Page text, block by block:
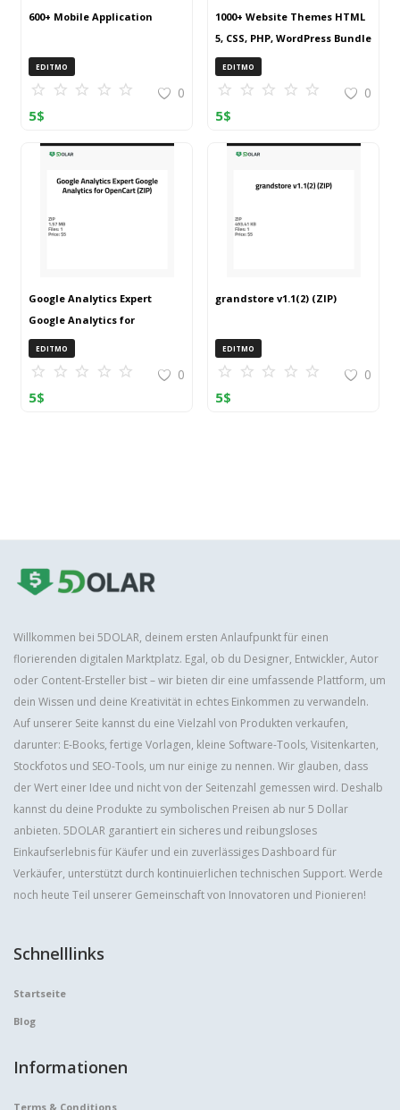
600+ Mobile Application
EDITMO
0
5$
1000+ Website Themes HTML
5, CSS, PHP, WordPress Bundle
20240917T145511Z 001 (ZIP)
EDITMO
0
5$
Google Analytics Expert
Google Analytics for
OpenCart (ZIP)
EDITMO
0
5$
grandstore v1.1(2) (ZIP)
EDITMO
0
5$
Willkommen bei 5DOLAR, deinem ersten Anlaufpunkt für einen
florierenden digitalen Marktplatz. Egal, ob du Designer, Entwickler, Autor
oder Content-Ersteller bist – wir bieten dir eine umfassende Plattform, um
dein Wissen und deine Kreativität in echtes Einkommen zu verwandeln.
Auf unserer Seite kannst du eine Vielzahl von Produkten verkaufen,
darunter: E-Books, fertige Vorlagen, kleine Software-Tools, Visitenkarten,
Stockfotos und SEO-Tools, um nur einige zu nennen. Wir glauben, dass
der Wert einer Idee und nicht von der Seitenzahl gemessen wird. Deshalb
kannst du deine Produkte zu symbolischen Preisen ab nur 5 Dollar
anbieten. 5DOLAR garantiert ein sicheres und reibungsloses
Einkaufserlebnis für Käufer und ein zuverlässiges Dashboard für
Verkäufer, unterstützt durch kontinuierlichen technischen Support. Werde
noch heute Teil unserer Gemeinschaft von Innovatoren und Pionieren!
Schnelllinks
Startseite
Blog
Informationen
Terms & Conditions